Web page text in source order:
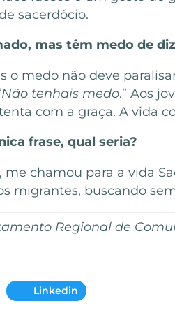
sacerdócio.
mas têm medo de
medo não deve
Não tenhais medo.” Aos
com a graça. A vida
frase, qual seria?
chamou para a vida
migrantes, buscando
Regional de
Linkedin